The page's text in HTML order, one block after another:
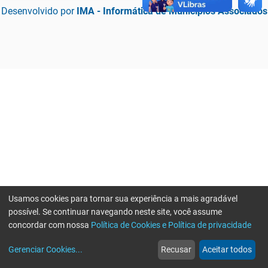
Desenvolvido por IMA - Informática de Municípios Associados
web
Notícias
more_horiz
Mais
Usamos cookies para tornar sua experiência a mais agradável
possível. Se continuar navegando neste site, você assume
concordar com nossa Política de Cookies e Política de privacidade
Gerenciar Cookies... Recusar Aceitar todos
Erro ao enviar informações, por favor tente novamente